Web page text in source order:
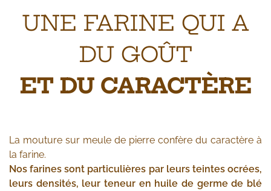
UNE FARINE QUI A
DU GOÛT
ET DU CARACTÈRE
La mouture sur meule de pierre confère du caractère à
la farine.
Nos farines sont particulières par leurs teintes ocrées,
leurs densités, leur teneur en huile de germe de blé